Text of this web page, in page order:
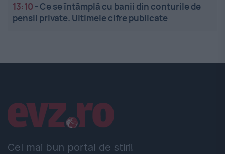
13:10 -Ce se întâmplă cu banii din conturile de
pensii private. Ultimele cifre publicate
Cel mai bun portal de stiri!
Linkuri utile